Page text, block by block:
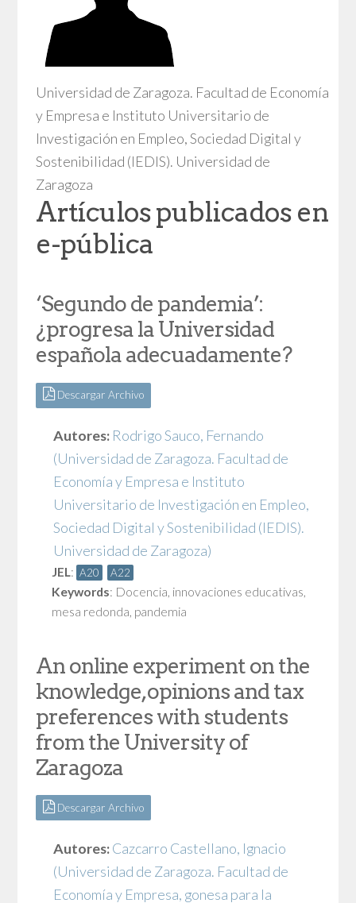
Universidad de Zaragoza. Facultad de Economía
y Empresa e Instituto Universitario de
Investigación en Empleo, Sociedad Digital y
Sostenibilidad (IEDIS). Universidad de
Zaragoza
Artículos publicados en
e-pública
‘Segundo de pandemia’:
¿progresa la Universidad
española adecuadamente?
Descargar Archivo
Autores: Rodrigo Sauco, Fernando
(Universidad de Zaragoza. Facultad de
Economía y Empresa e Instituto
Universitario de Investigación en Empleo,
Sociedad Digital y Sostenibilidad (IEDIS).
Universidad de Zaragoza)
JEL: A20 A22
Keywords: Docencia, innovaciones educativas,
mesa redonda, pandemia
An online experiment on the
knowledge, opinions and tax
preferences with students
from the University of
Zaragoza
Descargar Archivo
Autores:Cazcarro Castellano, Ignacio
(Universidad de Zaragoza. Facultad de
Economía y Empresa, gonesa para la